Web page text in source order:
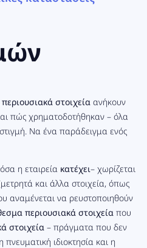
περιουσιακά στοιχεία ανήκουν
πώς χρηματοδοτήθηκαν – όλα
Να ένα παράδειγμα ενός
η εταιρεία κατέχει– χωρίζεται
και άλλα στοιχεία, όπως
αναμένεται να ρευστοποιηθούν
περιουσιακά στοιχεία που
στοιχεία – πράγματα που δεν
ιδιοκτησία και η